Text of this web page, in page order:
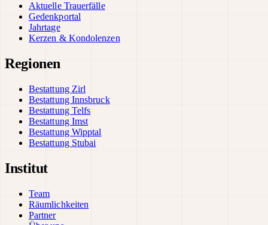
Aktuelle Trauerfälle
Gedenkportal
Jahrtage
Kerzen & Kondolenzen
Regionen
Bestattung Zirl
Bestattung Innsbruck
Bestattung Telfs
Bestattung Imst
Bestattung Wipptal
Bestattung Stubai
Institut
Team
Räumlichkeiten
Partner